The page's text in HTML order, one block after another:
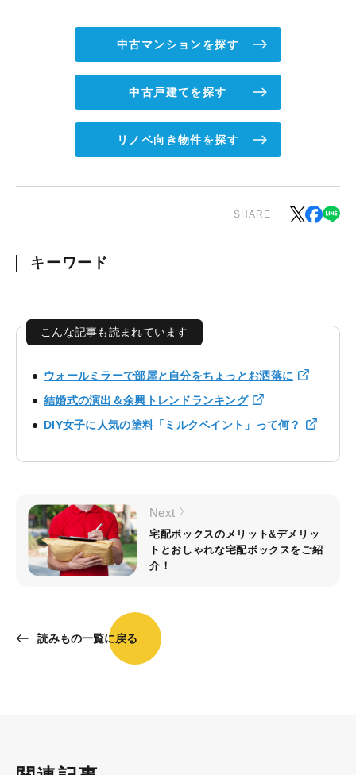
中古マンションを探す
中古戸建てを探す
リノベ向き物件を探す
SHARE
キーワード
こんな記事も読まれています
ウォールミラーで部屋と自分をちょっとお洒落に
結婚式の演出＆余興トレンドランキング
DIY女子に人気の塗料「ミルクペイント」って何？
読みもの一覧に戻る
Next
宅配ボックスのメリット&デメリッ
トとおしゃれな宅配ボックスをご紹
介！